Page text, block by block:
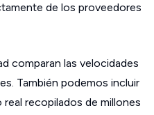
de los proveedores
comparan las velocidades
También podemos incluir
real recopilados de millones